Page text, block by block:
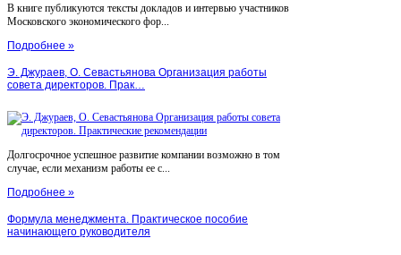
В книге публикуются тексты докладов и интервью участников
Московского экономического фор...
Подробнее »
Э. Джураев, О. Севастьянова Организация работы
совета директоров. Прак…
Долгосрочное успешное развитие компании возможно в том
случае, если механизм работы ее с...
Подробнее »
Формула менеджмента. Практическое пособие
начинающего руководителя